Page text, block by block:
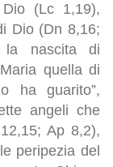
(Lc 1,19),
Dio (Dn 8,16;
la nascita di
quella di
ha guarito”,
angeli che
Ap 8,2),
peripezia del